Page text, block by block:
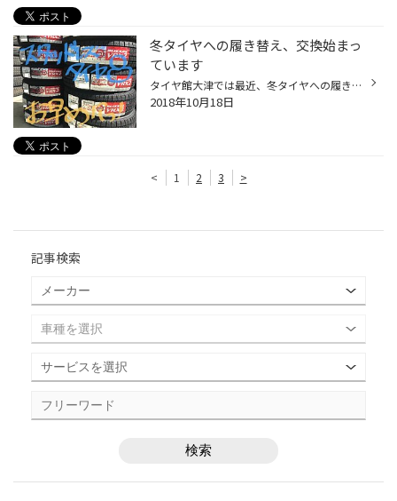
冬タイヤへの履き替え、交換始まっ
ています
タイヤ館大津では最近、冬タイヤへの履き替え 交換が始まっておりますよっ٩( ´◡` ) あまり距離を乗られない方や、今シーズン新しい冬タイヤを お求めになられる方は今の時期からの履き替えがとってもお得!! まだ早いんじゃない??と思われるかもしれませんが 実は早いと良い事がたーくさんあります♪ ...
2018年10月18日
< 1 2 3 >
記事検索